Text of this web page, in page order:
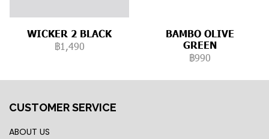
WICKER 2 BLACK
฿1,490
BAMBO OLIVE
GREEN
฿990
CUSTOMER SERVICE
ABOUT US